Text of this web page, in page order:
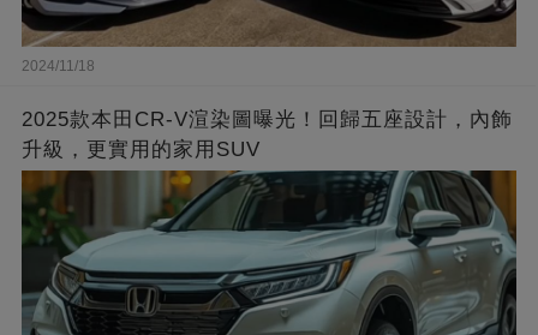
2024/11/18
2025款本田CR-V渲染圖曝光！回歸五座設計，內飾
升級，更實用的家用SUV